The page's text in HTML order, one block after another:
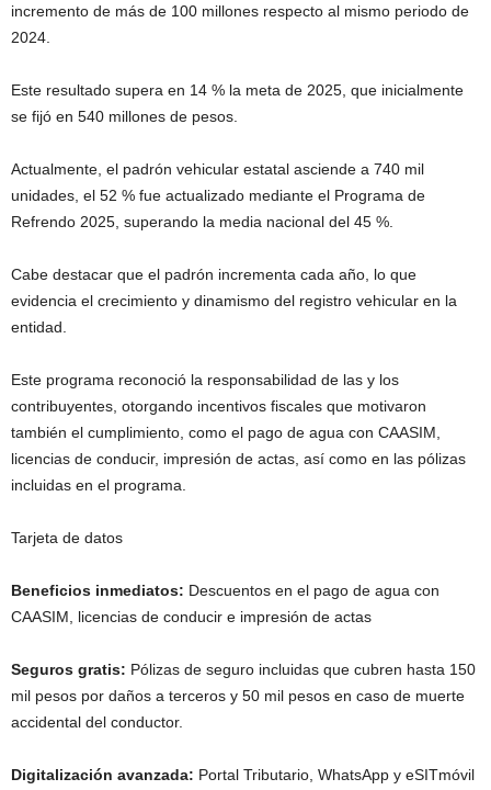
incremento de más de 100 millones respecto al mismo periodo de
2024.
Este resultado supera en 14 % la meta de 2025, que inicialmente
se fijó en 540 millones de pesos.
Actualmente, el padrón vehicular estatal asciende a 740 mil
unidades, el 52 % fue actualizado mediante el Programa de
Refrendo 2025, superando la media nacional del 45 %.
Cabe destacar que el padrón incrementa cada año, lo que
evidencia el crecimiento y dinamismo del registro vehicular en la
entidad.
Este programa reconoció la responsabilidad de las y los
contribuyentes, otorgando incentivos fiscales que motivaron
también el cumplimiento, como el pago de agua con CAASIM,
licencias de conducir, impresión de actas, así como en las pólizas
incluidas en el programa.
Tarjeta de datos
Beneficios inmediatos: Descuentos en el pago de agua con
CAASIM, licencias de conducir e impresión de actas
Seguros gratis: Pólizas de seguro incluidas que cubren hasta 150
mil pesos por daños a terceros y 50 mil pesos en caso de muerte
accidental del conductor.
Digitalización avanzada: Portal Tributario, WhatsApp y eSITmóvil